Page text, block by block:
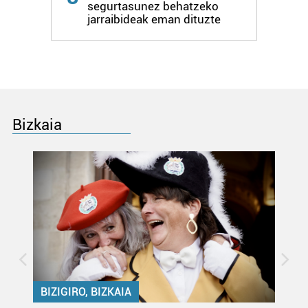
segurtasunez behatzeko
jarraibideak eman dituzte
Bizkaia
BIZIGIRO, BIZKAIA